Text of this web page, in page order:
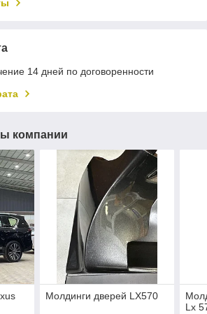
14 дней по договоренности
компании
Молдинги дверей LX570
Lx